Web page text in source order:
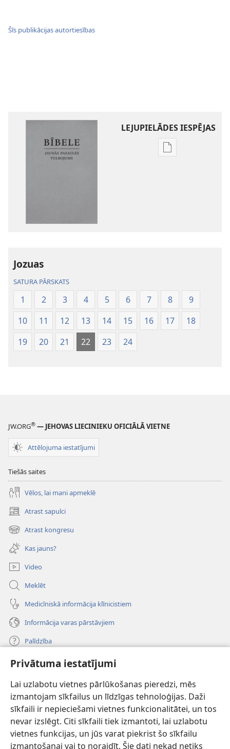
Privātuma iestatījumi
Lai uzlabotu vietnes pārlūkošanas pieredzi, mēs
izmantojam sīkfailus un līdzīgas tehnoloģijas. Daži
sīkfaili ir nepieciešami vietnes funkcionalitātei, un tos
nevar izslēgt. Citi sīkfaili tiek izmantoti, lai uzlabotu
vietnes funkcijas, un jūs varat piekrist šo sīkfailu
izmantošanai vai to noraidīt. Šie dati nekad netiks
Šīs publikācijas autortiesības
LEJUPIELĀDES IESPĒJAS
Publikāciju
Jozuas
SATURA PĀRSKATS
1 2 3 4 5 6 7 8
9
10
11 12 13 14 15 16 17
18
19
20 21 22 23 24
JW.ORG® — JEHOVAS LIECINIEKU OFICIĀLĀ VIETNE
Attēlojuma iestatījumi
Tiešās saites
Vēlos, lai mani apmeklē
Atrast sapulci
(opens
new
window)
Atrast kongresu
(opens
new
window)
Kas jauns?
Video
Meklēt
Medicīniskā informācija klīnicistiem
Informācija varas pārstāvjiem
Palīdzība
Ziedojumi
new
Sargtorņa TIEŠSAISTES BIBLIOTĒKA
(opens
new
window)JW Hub ®
(opens
new
window)JW Library ®